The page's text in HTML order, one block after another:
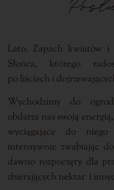
Lato. Zapach kwiatów i
Słońca, którego
po liściach i
Wychodzimy do
obdarza nas swoją
wyciągające do
intensywnie zwabiając
dawno rozpoczęty dla
zbierających nektar i